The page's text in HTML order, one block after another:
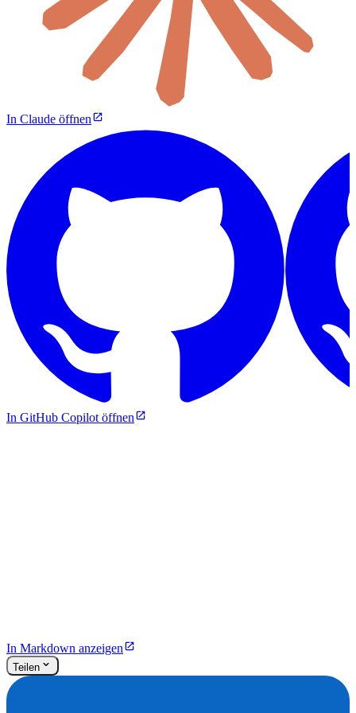
In Claude öffnen
In GitHub Copilot öffnen
In Markdown anzeigen
Teilen